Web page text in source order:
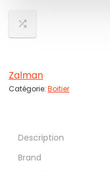
Zalman
Catégorie: Boitier
Description
Brand